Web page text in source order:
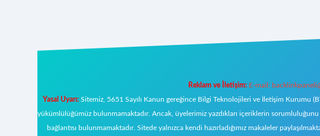
Reklam ve İletişim: E-mail:
Yasal Uyarı:Sitemiz, 5651 Sayılı Kanun gereğince Bilgi Teknolojileri ve İletişim Kurumu
yükümlülüğümüz bulunmamaktadır. Ancak, üyelerimiz yazdıkları içeriklerin
bağlantısı bulunmamaktadır. Sitede yalnızca kendi hazırladığımız makaleler